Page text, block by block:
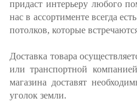
придаст интерьеру любого
нас в ассортименте всегда
потолков, которые
Доставка товара
или транспортной
магазина доставят
уголок земли.